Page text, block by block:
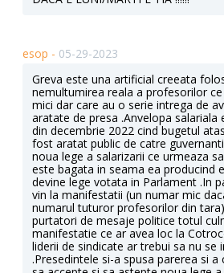
esop - 05-29-2023
Greva este una artificial creeata
nemultumirea reala a profesorilor
mici dar care au o serie intrega de
aratate de presa .Anvelopa salariala
din decembrie 2022 cind bugetul
fost aratat public de catre
noua lege a salarizarii ce urmeaza
este bagata in seama ea producind
devine lege votata in Parlament .In
vin la manifestatii (un numar mic
numarul tuturor profesorilor din
purtatori de mesaje politice totul
manifestatie ce ar avea loc la
liderii de sindicate ar trebui sa nu se
.Presedintele si-a spusa parerea si